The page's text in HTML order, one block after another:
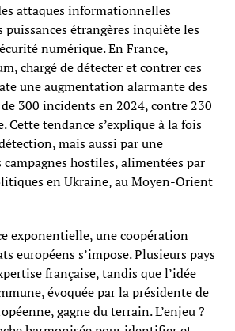
attaques informationnelles
puissances étrangères inquiète les
numérique. En France,
chargé de détecter et contrer ces
une augmentation alarmante des
de 300 incidents en 2024, contre 230
Cette tendance s’explique à la fois
mais aussi par une
hostiles, alimentées par
en Ukraine, au Moyen-Orient
exponentielle, une coopération
européens s’impose. Plusieurs pays
française, tandis que l’idée
évoquée par la présidente de
gagne du terrain. L’enjeu ?